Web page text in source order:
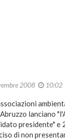
2008 10:02
lanciano
presidente" e
di non